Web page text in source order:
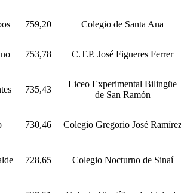
759,20 Colegio de Santa Ana
753,78 C.T.P. José Figueres Ferrer
735,43
Liceo Experimental Bilingüe
de San Ramón
730,46 Colegio Gregorio José
728,65 Colegio Nocturno de Sinaí